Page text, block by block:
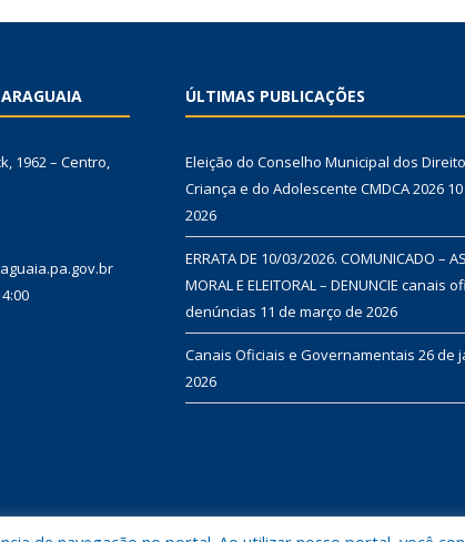
1962 – Centro,
ÚLTIMAS PUBLICAÇÕES
Eleição do Conselho Municipal dos
Criança e do Adolescente CMDCA 2026
2026
ERRATA DE 10/03/2026. COMUNICADO –
MORAL E ELEITORAL – DENUNCIE canais
denúncias 11 de março de 2026
Canais Oficiais e Governamentais 26 de
2026